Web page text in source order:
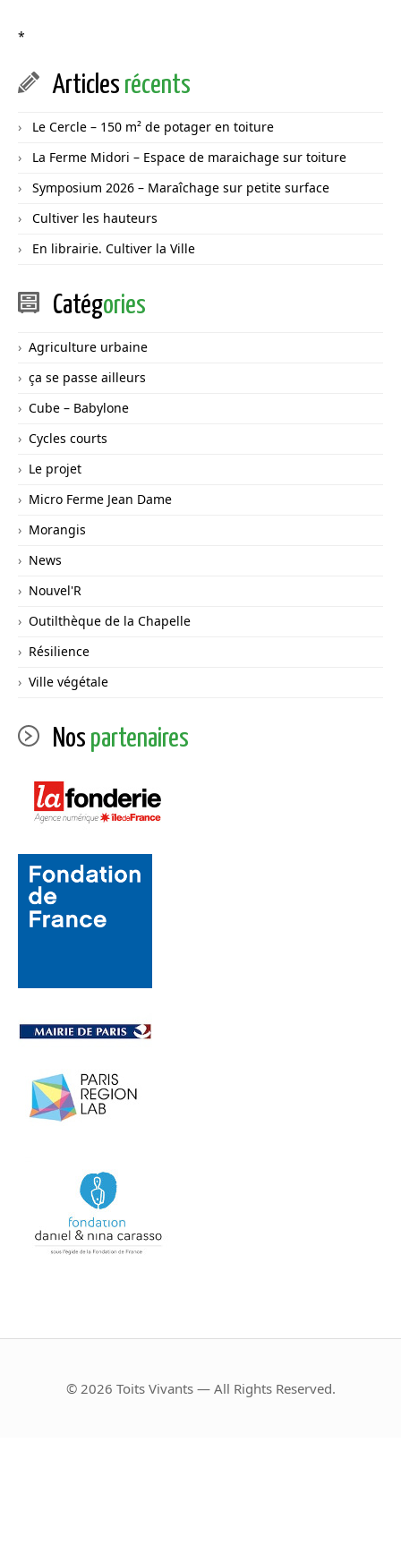
*
Articles récents
Le Cercle – 150 m² de potager en toiture
La Ferme Midori – Espace de maraichage sur toiture
Symposium 2026 – Maraîchage sur petite surface
Cultiver les hauteurs
En librairie. Cultiver la Ville
Catégories
Agriculture urbaine
ça se passe ailleurs
Cube – Babylone
Cycles courts
Le projet
Micro Ferme Jean Dame
Morangis
News
Nouvel'R
Outilthèque de la Chapelle
Résilience
Ville végétale
Nos partenaires
© 2026 Toits Vivants — All Rights Reserved.